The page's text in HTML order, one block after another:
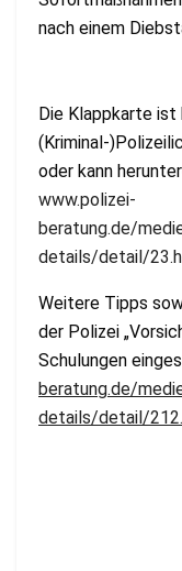
nach einem
Die Klappkarte
(Kriminal-
oder kann
www.polizei-
beratung.de/
details/detail/
Weitere Tipps
der Polizei
Schulungen
beratung.de/
details/detail/